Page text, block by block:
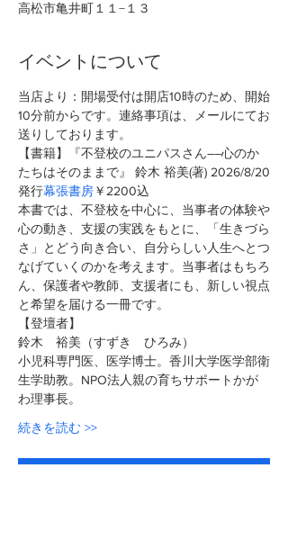
高松市亀井町１１−１３
イベントについて
当店より：開場受付は開店10時のため、開始
10分前からです。連絡事項は、メールにてお
送りしております。
【書籍】『不登校のユニパスさん――心のか
たちはそのままで』 鈴木 裕美(著) 2026/8/20
発行幕張書房￥2200込
本書では、不登校を中心に、当事者の体験や
心の動き、支援の実践をもとに、「生きづら
さ」とどう向き合い、自分らしい人生へとつ
なげていくのかを考えます。当事者はもちろ
ん、保護者や教師、支援者にも、新しい視点
と希望を届ける一冊です。
【登壇者】
鈴木　裕美（すずき　ひろみ）
小児科専門医、医学博士。香川大学医学部衛
生学助教。NPO法人親の育ちサポートかが
わ理事長。
続きを読む >>